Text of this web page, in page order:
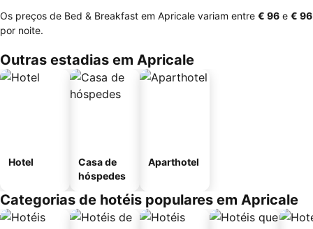
Os preços de Bed & Breakfast em Apricale variam entre ‎€ 96 e ‎€ 96
por noite.
Outras estadias em Apricale
Hotel
Casa de
hóspedes
Aparthotel
Categorias de hotéis populares em Apricale